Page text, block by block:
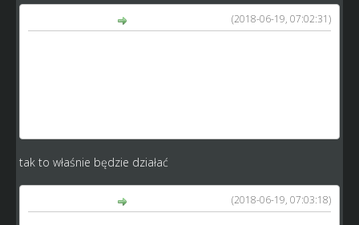
(2018-06-19, 07:02:31)
tak to właśnie będzie działać
(2018-06-19, 07:03:18)